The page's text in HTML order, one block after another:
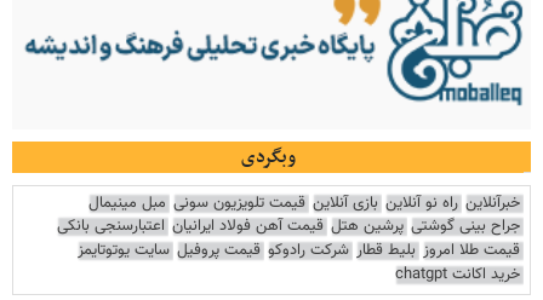
وبگردی
خبرآنلاین راه نو آنلاین بازی آنلاین قیمت تلویزیون سونی مبل مینیمال
جراح بینی گوشتی پرشین هتل قیمت آهن فولاد ایرانیان اعتبارسنجی بانکی
قیمت طلا امروز بلیط قطار شرکت رادوکو قیمت پروفیل سایت یوتوتایمز
خرید اکانت chatgpt